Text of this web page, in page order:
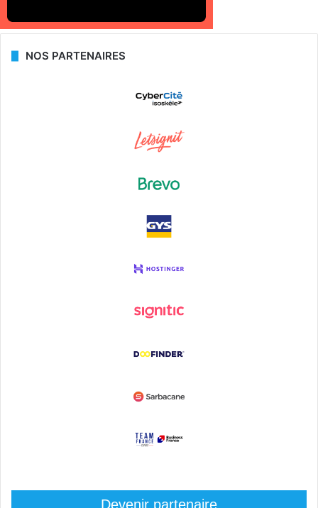
NOS PARTENAIRES
Devenir partenaire